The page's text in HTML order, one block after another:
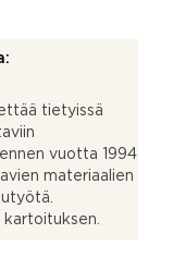
tietyissä
vuotta 1994
materiaalien